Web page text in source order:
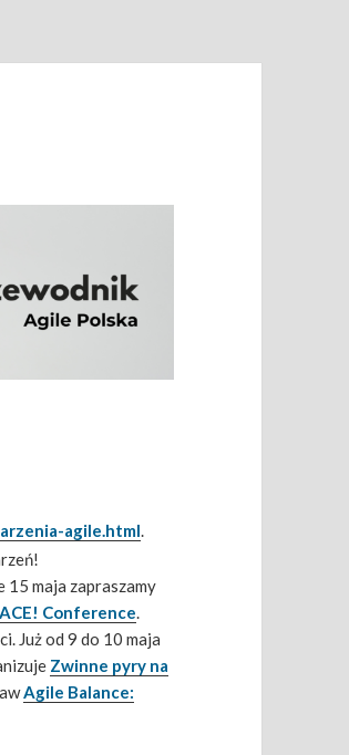
agile.html.
15 maja zapraszamy
ACE! Conference.
Już od 9 do 10 maja
Zwinne pyry na
Agile Balance: